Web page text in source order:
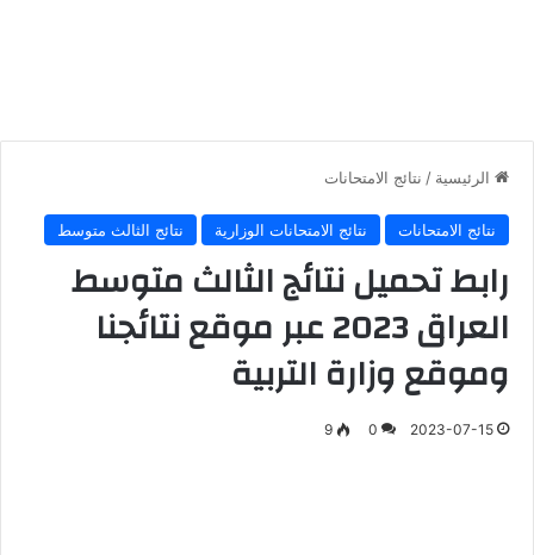
الرئيسية / نتائج الامتحانات
نتائج الامتحانات نتائج الامتحانات الوزارية نتائج الثالث متوسط
رابط تحميل نتائج الثالث متوسط
العراق 2023 عبر موقع نتائجنا
وموقع وزارة التربية
2023-07-15
0
9